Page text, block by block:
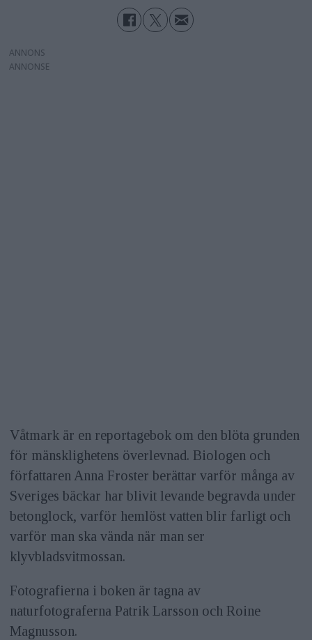
ANNONS
Våtmark är en reportagebok om den blöta grunden
för mänsklighetens överlevnad. Biologen och
författaren Anna Froster berättar varför många av
Sveriges bäckar har blivit levande begravda under
betonglock, varför hemlöst vatten blir farligt och
varför man ska vända när man ser
klyvbladsvitmossan.
Fotografierna i boken är tagna av
naturfotograferna Patrik Larsson och Roine
Magnusson.